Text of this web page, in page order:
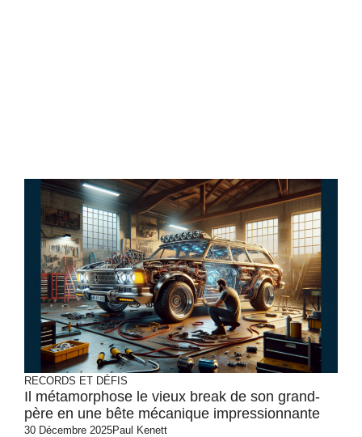
RECORDS ET DÉFIS
Il métamorphose le vieux break de son grand-
père en une bête mécanique impressionnante
30 Décembre 2025Paul Kenett